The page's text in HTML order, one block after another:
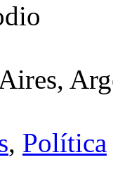
, Política